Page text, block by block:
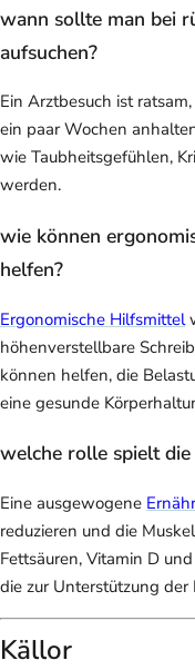
wann sollte man bei
aufsuchen?
Ein Arztbesuch ist
ein paar Wochen
wie Taubheitsgefühlen,
werden.
wie können
helfen?
Ergonomische Hilfsmittel
höhenverstellbare
können helfen, die
eine gesunde
welche rolle spielt
Eine ausgewogene
reduzieren und die
Fettsäuren, Vitamin D
die zur Unterstützung
Källor